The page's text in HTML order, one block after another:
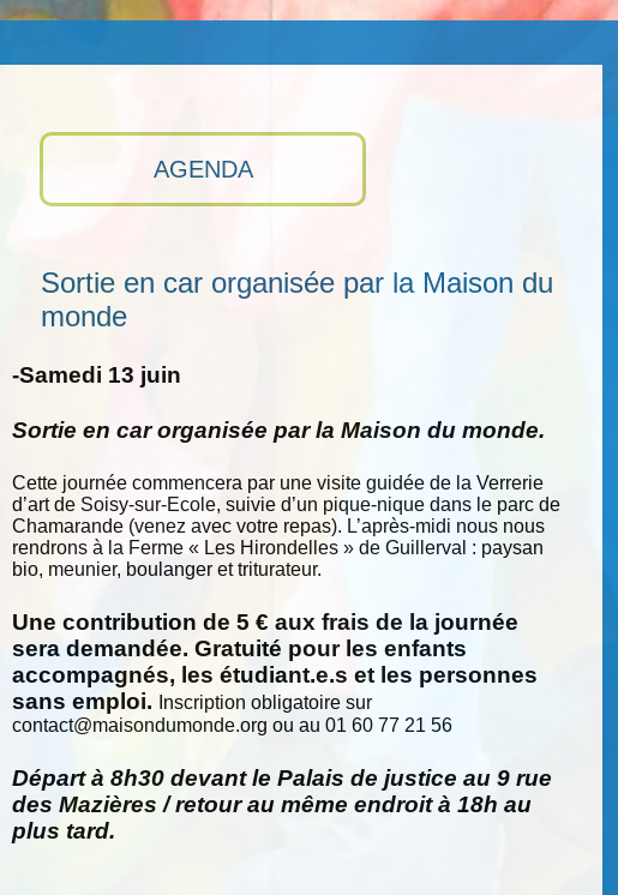
AGENDA
Sortie en car organisée par la Maison du
monde
-Samedi 13 juin
Sortie en car organisée par la Maison du monde.
Cette journée commencera par une visite guidée de la Verrerie
d’art de Soisy-sur-Ecole, suivie d’un pique-nique dans le parc de
Chamarande (venez avec votre repas). L’après-midi nous nous
rendrons à la Ferme « Les Hirondelles » de Guillerval : paysan
bio, meunier, boulanger et triturateur.
Une contribution de 5 € aux frais de la journée
sera demandée. Gratuité pour les enfants
accompagnés, les étudiant.e.s et les personnes
sans emploi.
Inscription obligatoire sur
contact@maisondumonde.org ou au 01 60 77 21 56
Départ à 8h30 devant le Palais de justice au 9 rue
des Mazières / retour au même endroit à 18h au
plus tard.